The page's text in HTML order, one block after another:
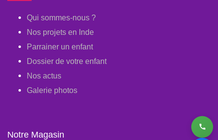
Qui sommes-nous ?
Nos projets en Inde
Parrainer un enfant
Dossier de votre enfant
Nos actus
Galerie photos
Notre Magasin